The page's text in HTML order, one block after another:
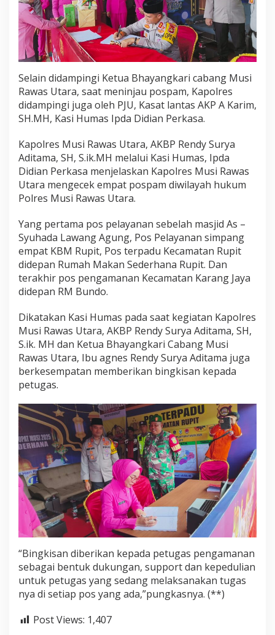
a
n
g
M
u
i
R
a
w
a
U
t
a
r
Selain didampingi Ketua Bhayangkari cabang Musi
Rawas Utara, saat meninjau pospam, Kapolres
didampingi juga oleh PJU, Kasat lantas AKP A Karim,
SH.MH, Kasi Humas Ipda Didian Perkasa.
Kapolres Musi Rawas Utara, AKBP Rendy Surya
Aditama, SH, S.ik.MH melalui Kasi Humas, Ipda
Didian Perkasa menjelaskan Kapolres Musi Rawas
Utara mengecek empat pospam diwilayah hukum
Polres Musi Rawas Utara.
Yang pertama pos pelayanan sebelah masjid As –
Syuhada Lawang Agung, Pos Pelayanan simpang
empat KBM Rupit, Pos terpadu Kecamatan Rupit
didepan Rumah Makan Sederhana Rupit. Dan
terakhir pos pengamanan Kecamatan Karang Jaya
didepan RM Bundo.
Dikatakan Kasi Humas pada saat kegiatan Kapolres
Musi Rawas Utara, AKBP Rendy Surya Aditama, SH,
S.ik. MH dan Ketua Bhayangkari Cabang Musi
Rawas Utara, Ibu agnes Rendy Surya Aditama juga
berkesempatan memberikan bingkisan kepada
petugas.
“Bingkisan diberikan kepada petugas pengamanan
sebagai bentuk dukungan, support dan kepedulian
untuk petugas yang sedang melaksanakan tugas
nya di setiap pos yang ada,”pungkasnya. (**)
Post Views: 1,407